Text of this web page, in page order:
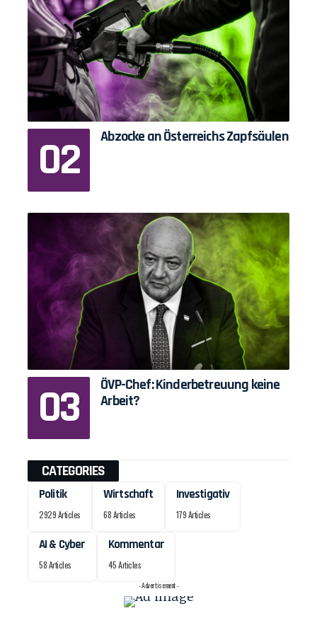
Abzocke an Österreichs Zapfsäulen
ÖVP-Chef: Kinderbetreuung keine
Arbeit?
CATEGORIES
Politik
2929 Articles
Wirtschaft
68 Articles
Investigativ
179 Articles
AI & Cyber
58 Articles
Kommentar
45 Articles
- Advertisement -